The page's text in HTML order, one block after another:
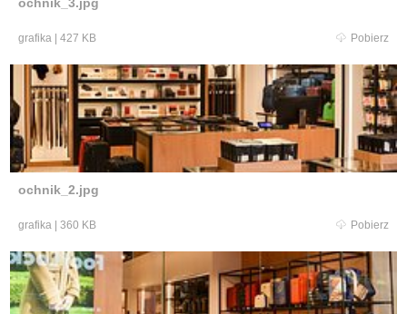
grafika | 427 KB Pobierz
ochnik_2.jpg
grafika | 360 KB Pobierz